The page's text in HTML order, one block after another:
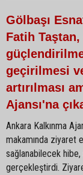
Gölbaşı
Fatih Taştan,
geçirilmesi
artırılması
Ajansı'na
Ankara Kalkınma
makamında ziyaret
sağlanabilecek
gerçekleştirdi.